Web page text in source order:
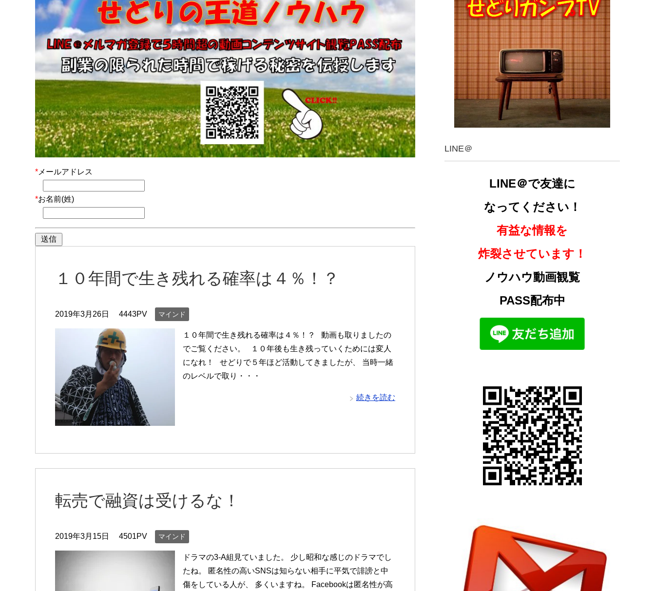
* メールアドレス
*お名前(姓)
１０年間で生き残れる確率は４％！？
2019年3月26日 4443PV マインド
１０年間で生き残れる確率は４％！？ 動画も取りましたの
でご覧ください。 １０年後も生き残っていくためには変人
になれ！ せどりで５年ほど活動してきましたが、 当時一緒
のレベルで取り・・・
続きを読む
転売で融資は受けるな！
2019年3月15日 4501PV マインド
ドラマの3-A組見ていました。 少し昭和な感じのドラマでし
たね。 匿名性の高いSNSは知らない相手に平気で誹謗と中
傷をしている人が、 多くいますね。 Facebookは匿名性が高
LINE＠
LINE＠で友達に
なってください！
有益な情報を
炸裂させています！
ノウハウ動画観覧
PASS配布中